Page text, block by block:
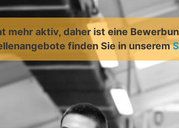
mehr aktiv, daher ist eine
finden Sie in unserem